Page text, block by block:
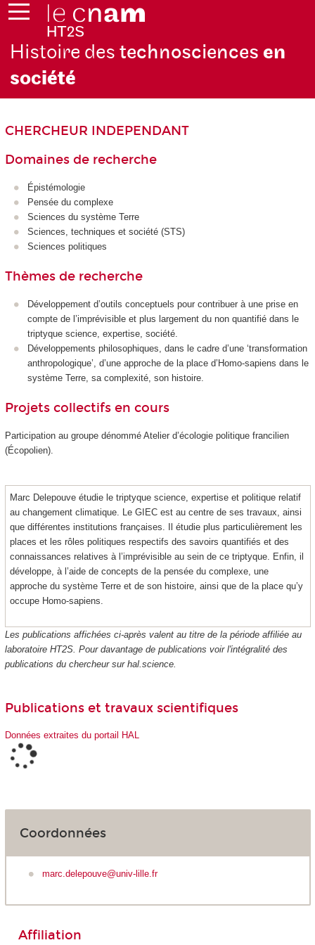
Histoire des technosciences en
société
CHERCHEUR INDEPENDANT
Domaines de recherche
Épistémologie
Pensée du complexe
Sciences du système Terre
Sciences, techniques et société (STS)
Sciences politiques
Thèmes de recherche
Développement d’outils conceptuels pour contribuer à une prise en
compte de l’imprévisible et plus largement du non quantifié dans le
triptyque science, expertise, société.
Développements philosophiques, dans le cadre d’une ‘transformation
anthropologique’, d’une approche de la place d’Homo-sapiens dans le
système Terre, sa complexité, son histoire.
Projets collectifs en cours
Participation au groupe dénommé Atelier d’écologie politique francilien
(Écopolien).
Marc Delepouve étudie le triptyque science, expertise et politique relatif
au changement climatique. Le GIEC est au centre de ses travaux, ainsi
que différentes institutions françaises. Il étudie plus particulièrement les
places et les rôles politiques respectifs des savoirs quantifiés et des
connaissances relatives à l’imprévisible au sein de ce triptyque. Enfin, il
développe, à l’aide de concepts de la pensée du complexe, une
approche du système Terre et de son histoire, ainsi que de la place qu’y
occupe Homo-sapiens.
Les publications affichées ci-après valent au titre de la période affiliée au
laboratoire HT2S. Pour davantage de publications voir l'intégralité des
publications du chercheur sur hal.science.
Publications et travaux scientifiques
Données extraites du portail HAL
Coordonnées
marc.delepouve@univ-lille.fr
Affiliation